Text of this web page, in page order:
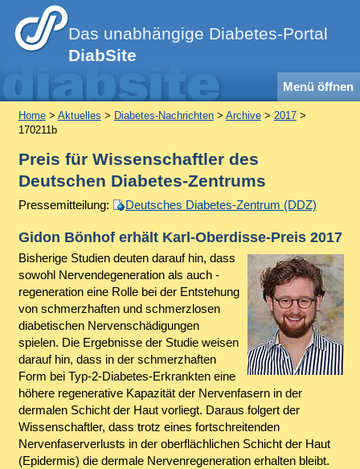
Das unabhängige Diabetes-Portal
DiabSite
Menü öffnen
Home> Aktuelles > Diabetes-Nachrichten> Archive> 2017>
170211b
Preis für Wissenschaftler des
Deutschen Diabetes-Zentrums
Pressemitteilung: Deutsches Diabetes-Zentrum (DDZ)
Gidon Bönhof erhält Karl-Oberdisse-Preis 2017
Bisherige Studien deuten darauf hin, dass
sowohl Nervendegeneration als auch -
regeneration eine Rolle bei der Entstehung
von schmerzhaften und schmerzlosen
diabetischen Nervenschädigungen
spielen. Die Ergebnisse der Studie weisen
darauf hin, dass in der schmerzhaften
Form bei Typ-2-Diabetes-Erkrankten eine
höhere regenerative Kapazität der Nervenfasern in der
dermalen Schicht der Haut vorliegt. Daraus folgert der
Wissenschaftler, dass trotz eines fortschreitenden
Nervenfaserverlusts in der oberflächlichen Schicht der Haut
(Epidermis) die dermale Nervenregeneration erhalten bleibt.